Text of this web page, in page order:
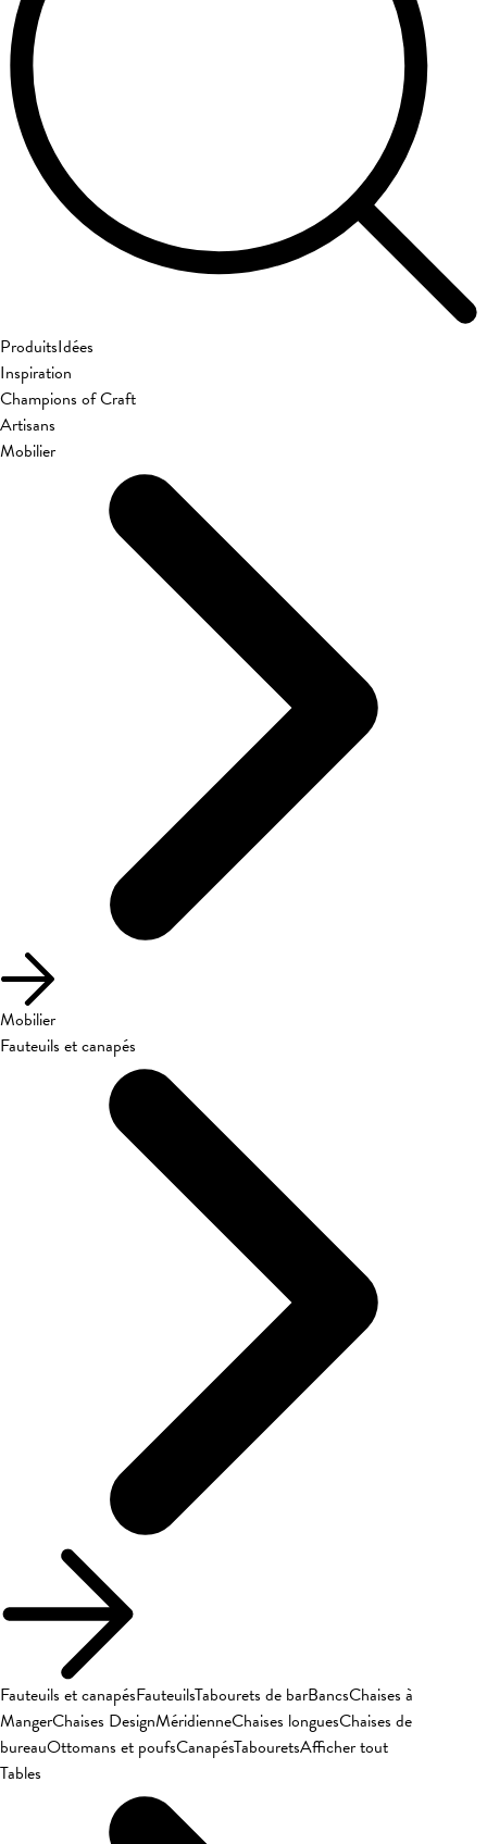
ProduitsIdées
Inspiration
Champions of Craft
Artisans
Mobilier
Mobilier
Fauteuils et canapés
Fauteuils et canapésFauteuilsTabourets de barBancsChaises à
MangerChaises DesignMéridienneChaises longuesChaises de
bureauOttomans et poufsCanapésTabouretsAfficher tout
Tables